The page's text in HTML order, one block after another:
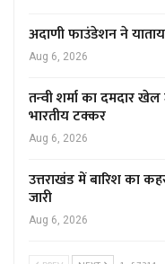
अदाणी फाउंडेशन ने
Aug 6, 2026
तन्वी शर्मा का दमदार
भारतीय टक्कर
Aug 6, 2026
उत्तराखंड में बारिश का
जारी
Aug 6, 2026